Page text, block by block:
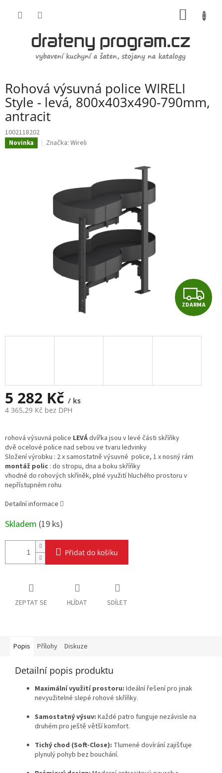
Rohová výsuvná police WIRELI
Style - levá, 800x403x490-790mm,
antracit
1002118202
Novinka Značka: Wireli
Z
D
ZDARMA
5 282 Kč / ks
4 365,29 Kč bez DPH
cena:
rohová výsuvná police LEVÁdvířka jsou v levé části skříňky
dvě ocelové police nad sebou ve tvaru ledvinky
Složení výrobku : 2 x samostatně výsuvné police, 1 x nosný rám
montáž polic : do stropu, dna a boku skříňky
vhodné do rohových skříněk, plné využití hluchého prostoru v
nepřístupném rohu
Detailní informace
Skladem (19 ks)
Přidat do košíku
ZEPTAT SE HLÍDAT SDÍLET
Popis Přílohy Diskuze
Detailní popis produktu
Maximální využití prostoru: Ideální řešení pro jinak
nevyužitelné slepé rohové skříňky.
Samostatný výsuv: Každé patro funguje nezávisle na
druhém pro ještě větší komfort.
Tichý chod (Soft-Close): Tlumené dovírání zajišťuje
plynulý pohyb bez bouchání.